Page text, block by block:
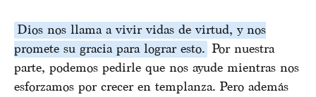
Dios nos llama a vivir vidas de virtud, y nos
promete su gracia para lograr esto. Por nuestra
parte, podemos pedirle que nos ayude mientras nos
esforzamos por crecer en templanza. Pero además